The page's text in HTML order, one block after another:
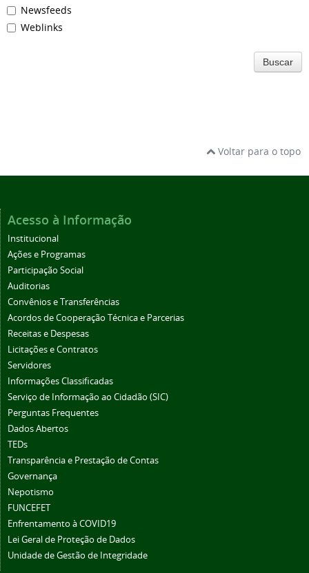
Newsfeeds
Weblinks
Buscar
Voltar para o topo
Acesso à Informação
Institucional
Ações e Programas
Participação Social
Auditorias
Convênios e Transferências
Acordos de Cooperação Técnica e Parcerias
Receitas e Despesas
Licitações e Contratos
Servidores
Informações Classificadas
Serviço de Informação ao Cidadão (SIC)
Perguntas Frequentes
Dados Abertos
TEDs
Transparência e Prestação de Contas
Governança
Nepotismo
FUNCEFET
Enfrentamento à COVID19
Lei Geral de Proteção de Dados
Unidade de Gestão de Integridade